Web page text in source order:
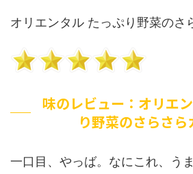
オリエンタル たっぷり野菜のさ
味のレビュー：オリエ
り野菜のさらさら
一口目、やっば。なにこれ、う